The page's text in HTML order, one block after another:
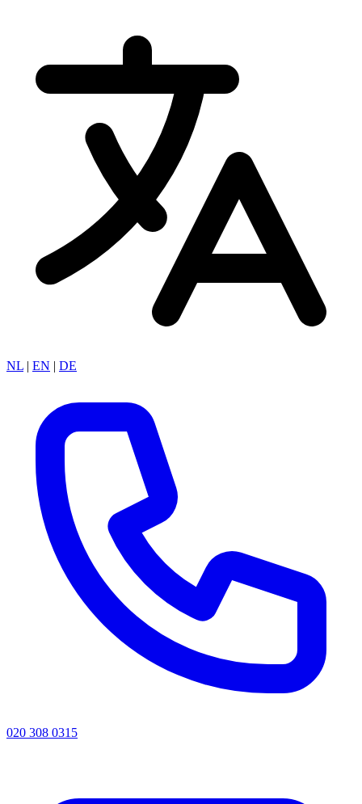
NL | EN | DE
020 308 0315